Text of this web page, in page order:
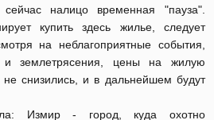
налицо временная "пауза".
купить здесь жилье, следует
на неблагоприятные события,
и землетрясения, цены на жилую
не снизились, и в дальнейшем будут
Измир - город, куда охотно